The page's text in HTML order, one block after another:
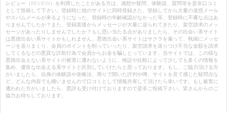
レビュー（REVIEW）を利用したことがある方は、感想や疑問、体験談、質問等を是非口コミ
として投稿して下さい。登録時に他のサイトに同時登録さた、登録してから大量の迷惑メール
やスパムメールが来るようになった、登録時の年齢確認がなかった等、登録時に不審な点はあ
りませんでしたか？また、登録直後からメッセージが大量に送られてきたり、架空請求のメッ
セージがあったりしませんでしたか？もし思い当たる点がありましたら、その出会い系サイト
は悪徳出会い系サイトかもしれません。悪徳出会い系サイトはサクラを雇って、執拗にメッセ
ージを送りまくり、会員のポイントを削っていったり、架空請求を送りつけ不当な金額を請求
してくるなどの悪質な詐欺行為で会員からお金を騙しとっています。当サイトでは、この様な
悪徳出会えない系サイトの被害に遭わないように、検証や比較によって少しでも多くの情報を
集め、優良な出会える系サイトと区別していけたらと思っております。もし、ご協力頂ける方
がいましたら、自身の体験談や攻略法、周りで聞いた評判や噂、サイトを見て感じた疑問点な
ど、どんな内容でも構いませんので口コミとして情報共有して頂けたら幸いです。もし被害に
遭われた方がいましたら、悪評も受け付けておりますので是非ご投稿下さい。皆さんからのご
協力お待ちしております。